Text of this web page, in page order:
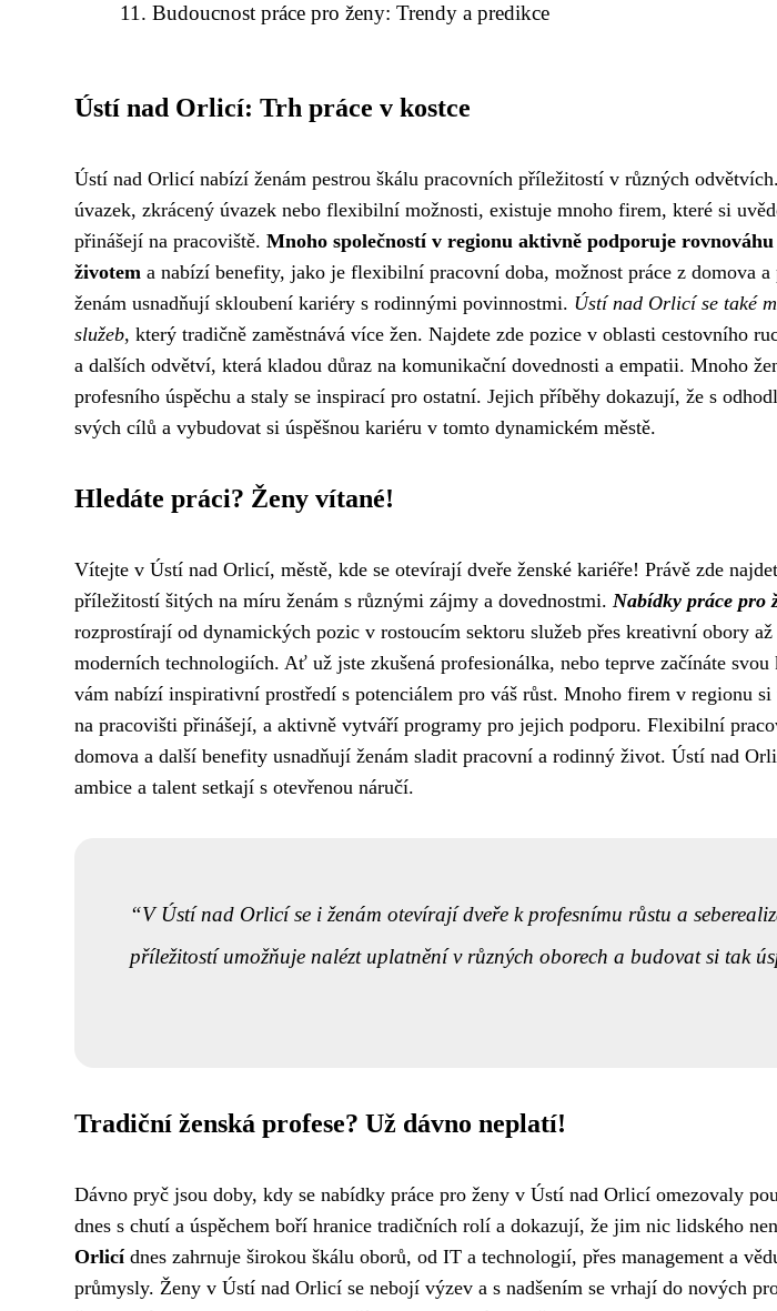
Budoucnost práce pro ženy: Trendy a predikce
Ústí nad Orlicí: Trh práce v kostce
Ústí nad Orlicí nabízí ženám pestrou škálu pracovních příležitostí v různých
úvazek, zkrácený úvazek nebo flexibilní možnosti, existuje mnoho firem, které si
přinášejí na pracoviště. Mnoho společností v regionu aktivně podporuje
životem a nabízí benefity, jako je flexibilní pracovní doba, možnost práce z domova
ženám usnadňují skloubení kariéry s rodinnými povinnostmi. Ústí nad Orlicí se také
služeb, který tradičně zaměstnává více žen. Najdete zde pozice v oblasti cestovního
a dalších odvětví, která kladou důraz na komunikační dovednosti a empatii. Mnoho
profesního úspěchu a staly se inspirací pro ostatní. Jejich příběhy dokazují, že s
svých cílů a vybudovat si úspěšnou kariéru v tomto dynamickém městě.
Hledáte práci? Ženy vítané!
Vítejte v Ústí nad Orlicí, městě, kde se otevírají dveře ženské kariéře! Právě zde
příležitostí šitých na míru ženám s různými zájmy a dovednostmi. Nabídky práce pro
rozprostírají od dynamických pozic v rostoucím sektoru služeb přes kreativní obory
moderních technologiích. Ať už jste zkušená profesionálka, nebo teprve začínáte
vám nabízí inspirativní prostředí s potenciálem pro váš růst. Mnoho firem v regionu
na pracovišti přinášejí, a aktivně vytváří programy pro jejich podporu. Flexibilní
domova a další benefity usnadňují ženám sladit pracovní a rodinný život. Ústí nad
ambice a talent setkají s otevřenou náručí.
V Ústí nad Orlicí se i ženám otevírají dveře k profesnímu růstu a
příležitostí umožňuje nalézt uplatnění v různých oborech a budovat si tak
Tradiční ženská profese? Už dávno neplatí!
Dávno pryč jsou doby, kdy se nabídky práce pro ženy v Ústí nad Orlicí omezovaly
dnes s chutí a úspěchem boří hranice tradičních rolí a dokazují, že jim nic lidského
Orlicídnes zahrnuje širokou škálu oborů, od IT a technologií, přes management a
průmysly. Ženy v Ústí nad Orlicí se nebojí výzev a s nadšením se vrhají do nových